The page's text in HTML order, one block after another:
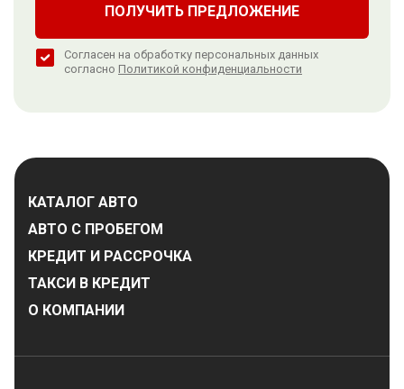
ПОЛУЧИТЬ ПРЕДЛОЖЕНИЕ
Согласен на обработку персональных данных
согласно Политикой конфиденциальности
КАТАЛОГ АВТО
АВТО С ПРОБЕГОМ
КРЕДИТ И РАССРОЧКА
ТАКСИ В КРЕДИТ
О КОМПАНИИ